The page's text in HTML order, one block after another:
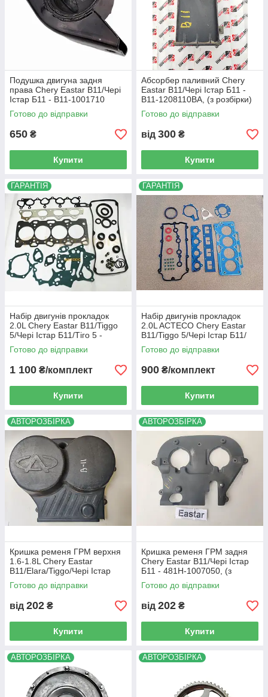
Подушка двигуна задня
права Chery Eastar B11/Чері
Істар Б11 - B11-1001710
Готово до відправки
650 ₴
Купити
Абсорбер паливний Chery
Eastar B11/Чері Істар Б11 -
B11-1208110BA, (з розбірки)
Готово до відправки
від 300 ₴
Купити
ГАРАНТІЯ
Набір двигунів прокладок
2.0L Chery Eastar B11/Tiggo
5/Чері Істар Б11/Тіго 5 -
SMD975831
Готово до відправки
1 100 ₴/комплект
Купити
ГАРАНТІЯ
Набір двигунів прокладок
2.0L ACTECO Chery Eastar
B11/Tiggo 5/Чері Істар Б11/
Тіго 5 - 484H-0101111
Готово до відправки
900 ₴/комплект
Купити
АВТОРОЗБІРКА
Кришка ременя ГРМ верхня
1.6-1.8L Chery Eastar
B11/Elara/Tiggo/Чері Істар
Б11/Елара А21/Тіго - 481H-
1007081, (з розбірки)
Готово до відправки
від 202 ₴
Купити
АВТОРОЗБІРКА
Кришка ременя ГРМ задня
Chery Eastar B11/Чері Істар
Б11 - 481H-1007050, (з
розбірки)
Готово до відправки
від 202 ₴
Купити
АВТОРОЗБІРКА АВТОРОЗБІРКА